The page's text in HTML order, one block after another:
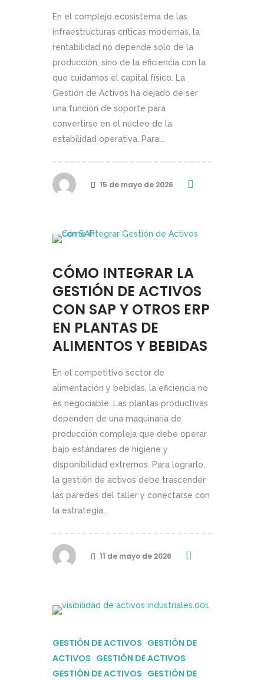
En el complejo ecosistema de las
infraestructuras críticas modernas, la
rentabilidad no depende solo de la
producción, sino de la eficiencia con la
que cuidamos el capital físico. La
Gestión de Activos ha dejado de ser
una función de soporte para
convertirse en el núcleo de la
estabilidad operativa. Para...
15 de mayo de 2026
CÓMO INTEGRAR LA
GESTIÓN DE ACTIVOS
CON SAP Y OTROS ERP
EN PLANTAS DE
ALIMENTOS Y BEBIDAS
En el competitivo sector de
alimentación y bebidas, la eficiencia no
es negociable. Las plantas productivas
dependen de una maquinaria de
producción compleja que debe operar
bajo estándares de higiene y
disponibilidad extremos. Para lograrlo,
la gestión de activos debe trascender
las paredes del taller y conectarse con
la estrategia...
11 de mayo de 2026
GESTIÓN DE ACTIVOS GESTIÓN DE
ACTIVOS GESTIÓN DE ACTIVOS
GESTIÓN DE ACTIVOS GESTIÓN DE